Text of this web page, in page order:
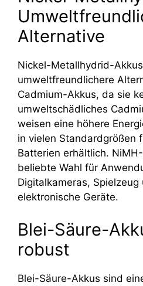
Alternative
Nickel-Metallhydrid-
umweltfreundlichere
Cadmium-Akkus, da sie
umweltschädliches
weisen eine höhere
in vielen Standardgrößen
Batterien erhältlich.
beliebte Wahl für
Digitalkameras,
elektronische Geräte.
Blei-Säure-
robust
Blei-Säure-Akkus sind